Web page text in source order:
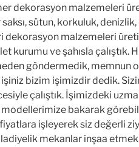
dekorasyon malzemeleri
sütun, korkuluk, denizlik,
dekorasyon malzemeleri
kurumu ve şahısla çalıştık.
göndermedik, memnun
bizim işimizdir dedik. Sizin
çalıştık. İşimizdeki
bakarak
fiyatlara işleyerek siz değerli
mekanlar inşaa